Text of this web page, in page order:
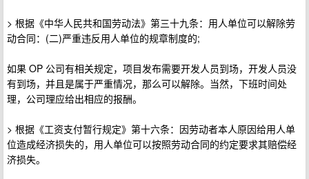
> 根据《中华人民共和国劳动法》第三十九条：用人单位可以解除劳
动合同：(二)严重违反用人单位的规章制度的;
如果 OP 公司有相关规定，项目发布需要开发人员到场，开发人员没
有到场，并且是属于严重情况，那么可以解除。当然，下班时间处
理，公司理应给出相应的报酬。
> 根据《工资支付暂行规定》第十六条：因劳动者本人原因给用人单
位造成经济损失的，用人单位可以按照劳动合同的约定要求其赔偿经
济损失。